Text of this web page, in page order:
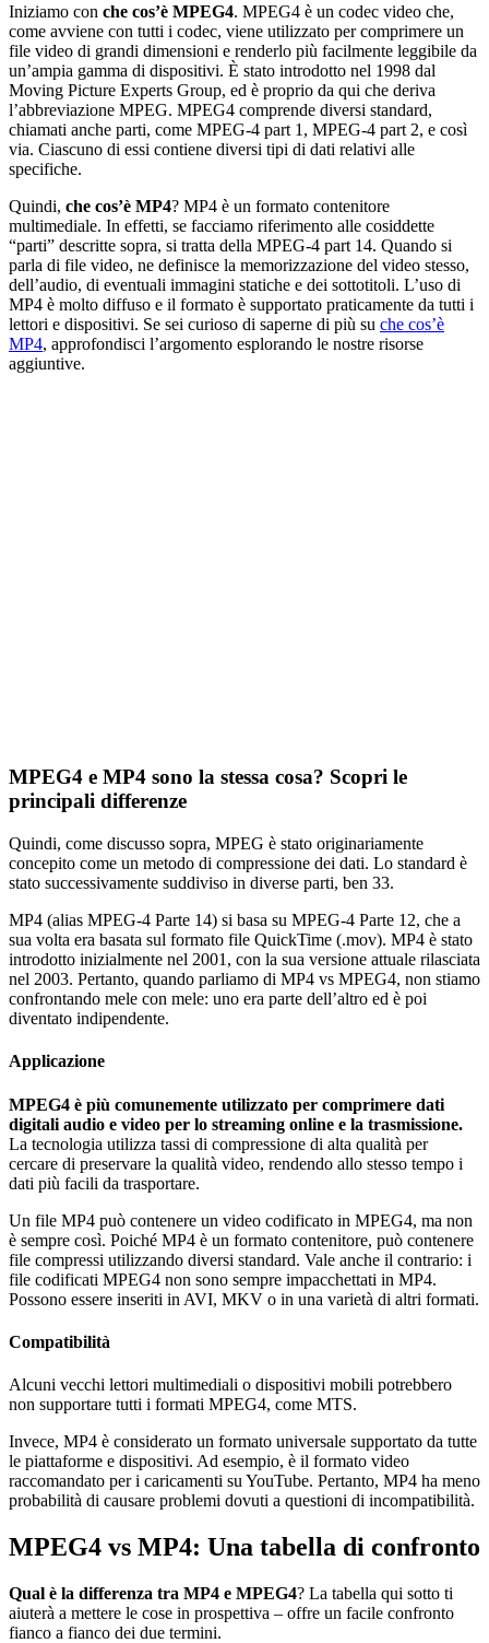
Iniziamo con che cos’è MPEG4. MPEG4 è un codec video che,
come avviene con tutti i codec, viene utilizzato per comprimere un
file video di grandi dimensioni e renderlo più facilmente leggibile da
un’ampia gamma di dispositivi. È stato introdotto nel 1998 dal
Moving Picture Experts Group, ed è proprio da qui che deriva
l’abbreviazione MPEG. MPEG4 comprende diversi standard,
chiamati anche parti, come MPEG-4 part 1, MPEG-4 part 2, e così
via. Ciascuno di essi contiene diversi tipi di dati relativi alle
specifiche.
Quindi, che cos’è MP4? MP4 è un formato contenitore
multimediale. In effetti, se facciamo riferimento alle cosiddette
“parti” descritte sopra, si tratta della MPEG-4 part 14. Quando si
parla di file video, ne definisce la memorizzazione del video stesso,
dell’audio, di eventuali immagini statiche e dei sottotitoli. L’uso di
MP4 è molto diffuso e il formato è supportato praticamente da tutti i
lettori e dispositivi. Se sei curioso di saperne di più su che cos’è
MP4, approfondisci l’argomento esplorando le nostre risorse
aggiuntive.
MPEG4 e MP4 sono la stessa cosa? Scopri le
principali differenze
Quindi, come discusso sopra, MPEG è stato originariamente
concepito come un metodo di compressione dei dati. Lo standard è
stato successivamente suddiviso in diverse parti, ben 33.
MP4 (alias MPEG-4 Parte 14) si basa su MPEG-4 Parte 12, che a
sua volta era basata sul formato file QuickTime (.mov). MP4 è stato
introdotto inizialmente nel 2001, con la sua versione attuale rilasciata
nel 2003. Pertanto, quando parliamo di MP4 vs MPEG4, non stiamo
confrontando mele con mele: uno era parte dell’altro ed è poi
diventato indipendente.
Applicazione
MPEG4 è più comunemente utilizzato per comprimere dati
digitali audio e video per lo streaming online e la trasmissione.
La tecnologia utilizza tassi di compressione di alta qualità per
cercare di preservare la qualità video, rendendo allo stesso tempo i
dati più facili da trasportare.
Un file MP4 può contenere un video codificato in MPEG4, ma non
è sempre così. Poiché MP4 è un formato contenitore, può contenere
file compressi utilizzando diversi standard. Vale anche il contrario: i
file codificati MPEG4 non sono sempre impacchettati in MP4.
Possono essere inseriti in AVI, MKV o in una varietà di altri formati.
Compatibilità
Alcuni vecchi lettori multimediali o dispositivi mobili potrebbero
non supportare tutti i formati MPEG4, come MTS.
Invece, MP4 è considerato un formato universale supportato da tutte
le piattaforme e dispositivi. Ad esempio, è il formato video
raccomandato per i caricamenti su YouTube. Pertanto, MP4 ha meno
probabilità di causare problemi dovuti a questioni di incompatibilità.
MPEG4 vs MP4: Una tabella di confronto
Qual è la differenza tra MP4 e MPEG4? La tabella qui sotto ti
aiuterà a mettere le cose in prospettiva – offre un facile confronto
fianco a fianco dei due termini.